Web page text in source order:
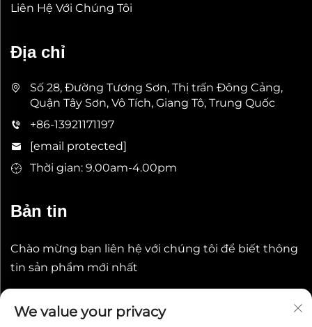
Liên Hệ Với Chúng Tôi
Địa chỉ
Số 28, Đường Tương Sơn, Thị trấn Đông Cảng,
Quận Tây Sơn, Vô Tích, Giang Tô, Trung Quốc
+86-13921171197
[email protected]
Thời gian: 9.00am-4.00pm
Bản tin
Chào mừng bạn liên hệ với chúng tôi để biết thông
tin sản phẩm mới nhất
We value your privacy